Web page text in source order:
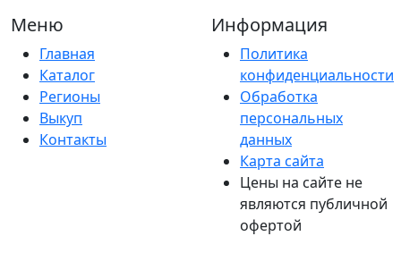
Меню
Главная
Каталог
Регионы
Выкуп
Контакты
Информация
Политика
конфиденциальности
Обработка
персональных
данных
Карта сайта
Цены на сайте не
являются публичной
офертой